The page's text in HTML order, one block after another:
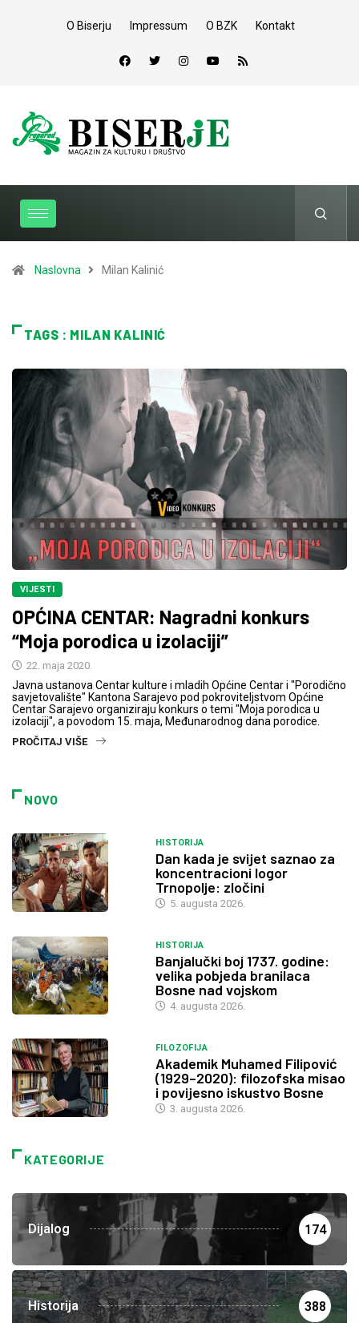
O Biserju Impressum O BZK Kontakt
Naslovna Milan Kalinić
TAGS : MILAN KALINIĆ
VIJESTI
OPĆINA CENTAR: Nagradni konkurs
“Moja porodica u izolaciji”
22. maja 2020.
Javna ustanova Centar kulture i mladih Općine Centar i "Porodično
savjetovalište" Kantona Sarajevo pod pokroviteljstvom Općine
Centar Sarajevo organiziraju konkurs o temi "Moja porodica u
izolaciji", a povodom 15. maja, Međunarodnog dana porodice.
PROČITAJ VIŠE
NOVO
HISTORIJA
Dan kada je svijet saznao za
koncentracioni logor
Trnopolje: zločini
5. augusta 2026.
HISTORIJA
Banjalučki boj 1737. godine:
velika pobjeda branilaca
Bosne nad vojskom
4. augusta 2026.
FILOZOFIJA
Akademik Muhamed Filipović
(1929–2020): filozofska misao
i povijesno iskustvo Bosne
3. augusta 2026.
KATEGORIJE
Dijalog 174
Historija 388